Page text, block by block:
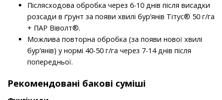
Післясходова обробка через 6-10 днів після висадки
розсади в ґрунт за появи хвилі бур’янів Тітус® 50 г/га
+ ПАР Віволт®.
Можлива повторна обробка (за появи нової хвилі
бур’янів) у нормі 40-50 г/га через 7-14 днів після
попередньої.
Рекомендовані бакові суміші